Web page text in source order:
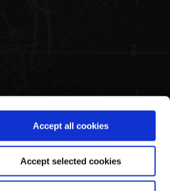
Accept all cookies
Accept selected cookies
de uso
Nuestra Historia